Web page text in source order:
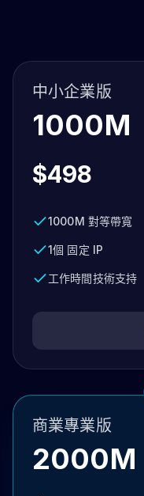
中小企業版
1000M
$498
1000M 對等帶寬
1個 固定 IP
工作時間技術支持
商業專業版
2000M